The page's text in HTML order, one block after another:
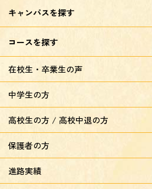
キャンパスを探す
コースを探す
在校生・卒業生の声
中学生の方
高校生の方 / 高校中退の方
保護者の方
進路実績